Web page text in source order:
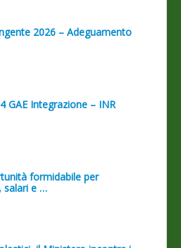
2026 – Adeguamento
GAE Integrazione – INR
formidabile per
salari e …